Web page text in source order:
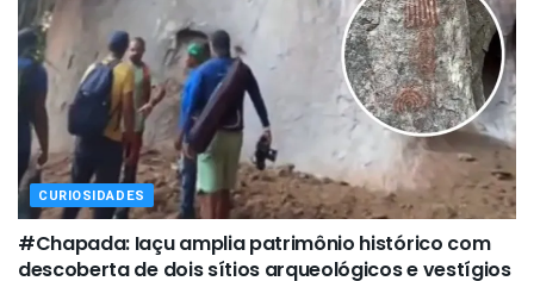
CURIOSIDADES
#Chapada: Iaçu amplia patrimônio histórico com
descoberta de dois sítios arqueológicos e vestígios